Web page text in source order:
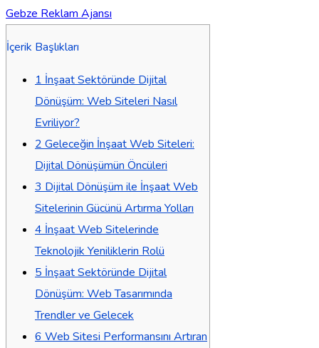
Gebze Reklam Ajansı
İçerik Başlıkları
1 İnşaat Sektöründe Dijital
Dönüşüm: Web Siteleri Nasıl
Evriliyor?
2 Geleceğin İnşaat Web Siteleri:
Dijital Dönüşümün Öncüleri
3 Dijital Dönüşüm ile İnşaat Web
Sitelerinin Gücünü Artırma Yolları
4 İnşaat Web Sitelerinde
Teknolojik Yeniliklerin Rolü
5 İnşaat Sektöründe Dijital
Dönüşüm: Web Tasarımında
Trendler ve Gelecek
6 Web Sitesi Performansını Artıran